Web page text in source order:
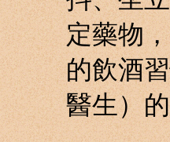
定藥物
的飲酒
醫生）